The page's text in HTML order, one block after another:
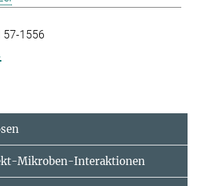
57-1556
Mikroben-Interaktionen